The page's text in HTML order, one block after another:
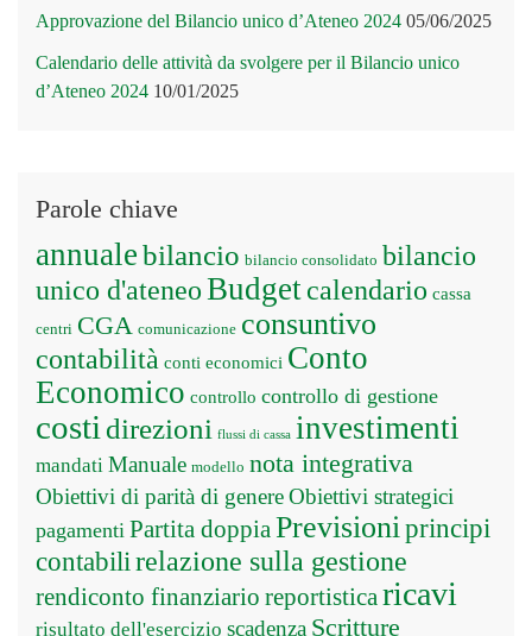
Approvazione del Bilancio unico d’Ateneo 2024 05/06/2025
Calendario delle attività da svolgere per il Bilancio unico
d’Ateneo 2024 10/01/2025
Parole chiave
annualebilancio bilancio consolidato bilancio
unico d'ateneoBudgetcalendario cassa
centri CGA comunicazione consuntivo
contabilità conti economici Conto
Economico controllo controllo di gestione
costi direzioni flussi di cassa investimenti
mandati Manuale modello nota integrativa
Obiettivi di parità di genereObiettivi strategici
pagamenti Partita doppiaPrevisioniprincipi
contabilirelazione sulla gestione
rendiconto finanziario reportisticaricavi
risultato dell'esercizio scadenza Scritture